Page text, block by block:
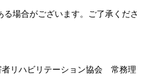
場合がございます。ご了承くださ
者リハビリテーション協会 常務理